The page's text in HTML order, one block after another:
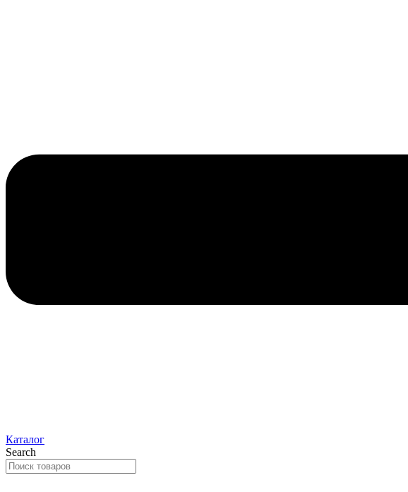
Каталог
Search